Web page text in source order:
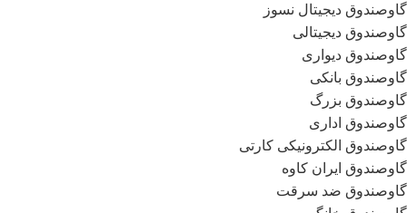
گاوصندوق دیجیتال نسوز
گاوصندوق دیجیتالی
گاوصندوق دیواری
گاوصندوق بانکی
گاوصندوق بزرگ
گاوصندوق اداری
گاوصندوق الکترونیکی کارتی
گاوصندوق ایران کاوه
گاوصندوق ضد سرقت